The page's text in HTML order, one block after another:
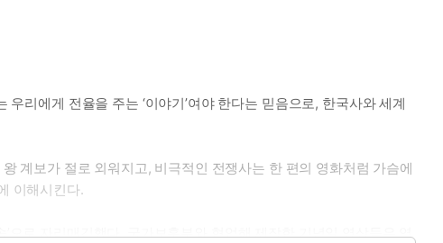
리에게 전율을 주는 ‘이야기’여야 한다는 믿음으로, 한국사와 세계
계보가 절로 외워지고, 비극적인 전쟁사는 한 편의 영화처럼 가슴에
이해시킨다.
으로 자리매김했다. 국가보훈부와 협업해 제작한 기념일 영상들은 역